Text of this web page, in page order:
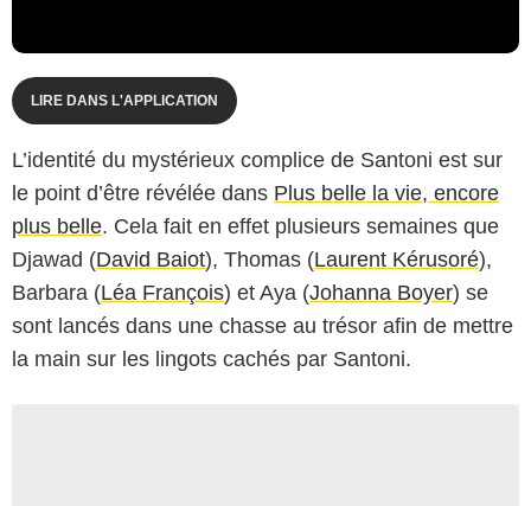
LIRE DANS L'APPLICATION
L’identité du mystérieux complice de Santoni est sur
le point d’être révélée dans Plus belle la vie, encore
plus belle. Cela fait en effet plusieurs semaines que
Djawad (David Baiot), Thomas (Laurent Kérusoré),
Barbara (Léa François) et Aya (Johanna Boyer) se
sont lancés dans une chasse au trésor afin de mettre
la main sur les lingots cachés par Santoni.